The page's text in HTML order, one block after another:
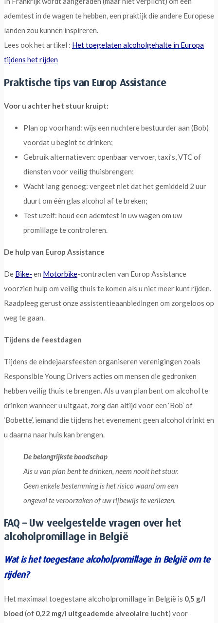
ademtest in de wagen te hebben, een praktijk die andere Europese
landen zou kunnen inspireren.
Lees ook het artikel : Het toegelaten alcoholgehalte in Europa
tijdens het rijden
Praktische tips van Europ Assistance
Voor u achter het stuur kruipt:
Plan op voorhand: wijs een nuchtere bestuurder aan (Bob)
voordat u begint te drinken;
Gebruik alternatieven: openbaar vervoer, taxi’s, VTC of
diensten voor veilig thuisbrengen;
Wacht lang genoeg: vergeet niet dat het gemiddeld 2 uur
duurt om één glas alcohol af te breken;
Test uzelf: houd een ademtest in uw wagen om uw
promillage te controleren.
De hulp van Europ Assistance
De Bike- en Motorbike-contracten van Europ Assistance
voorzien hulp om veilig thuis te komen als u niet meer kunt rijden.
Raadpleeg gerust onze assistentieaanbiedingen om zorgeloos op
weg te gaan.
Tijdens de feestdagen
Tijdens de eindejaarsfeesten organiseren verenigingen zoals
Responsible Young Drivers acties om mensen die gedronken
hebben veilig thuis te brengen. Als u van plan bent om alcohol te
drinken wanneer u uitgaat, zorg dan altijd voor een ‘Bob’ of
‘Bobette’, iemand die tijdens het evenement geen alcohol drinkt en
u daarna naar huis kan brengen.
De belangrijkste boodschap
Als u van plan bent te drinken, neem nooit het stuur.
Geen enkele bestemming is het risico waard om een
ongeval te veroorzaken of uw rijbewijs te verliezen.
FAQ – Uw veelgestelde vragen over het
alcoholpromillage in België
Wat is het toegestane alcoholpromillage in België om te
rijden?
Het maximaal toegestane alcoholpromillage in België is 0,5 g/l
bloed (of 0,22 mg/l uitgeademde alveolaire lucht) voor